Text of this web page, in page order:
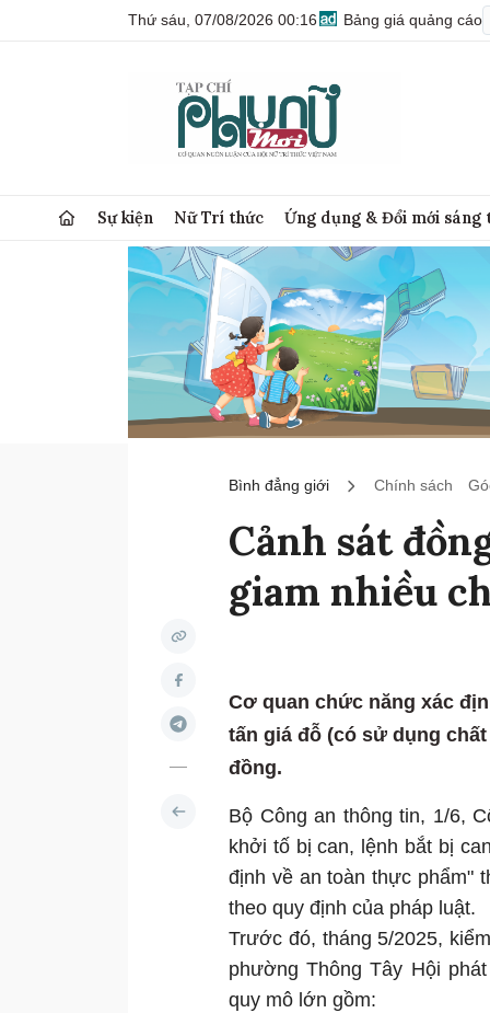
Thứ sáu, 07/08/2026 00:16 Bảng giá quảng cáo
Sự kiện Nữ Trí thức Ứng dụng & Đổi mới sáng
Bình đẳng giới Chính sách
Cảnh sát
giam nhiều
Cơ quan chức năng xác
tấn giá đỗ (có sử dụng
đồng.
Bộ Công an thông tin, 1/6,
khởi tố bị can, lệnh bắt bị
định về an toàn thực phẩm"
theo quy định của pháp luật.
Trước đó, tháng 5/2025,
phường Thông Tây Hội
quy mô lớn gồm: